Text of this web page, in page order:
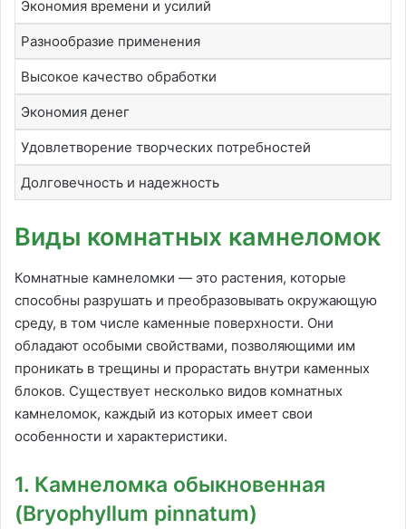
Экономия времени и усилий
Разнообразие применения
Высокое качество обработки
Экономия денег
Удовлетворение творческих потребностей
Долговечность и надежность
Виды комнатных камнеломок
Комнатные камнеломки — это растения, которые
способны разрушать и преобразовывать окружающую
среду, в том числе каменные поверхности. Они
обладают особыми свойствами, позволяющими им
проникать в трещины и прорастать внутри каменных
блоков. Существует несколько видов комнатных
камнеломок, каждый из которых имеет свои
особенности и характеристики.
1. Камнеломка обыкновенная
(Bryophyllum pinnatum)